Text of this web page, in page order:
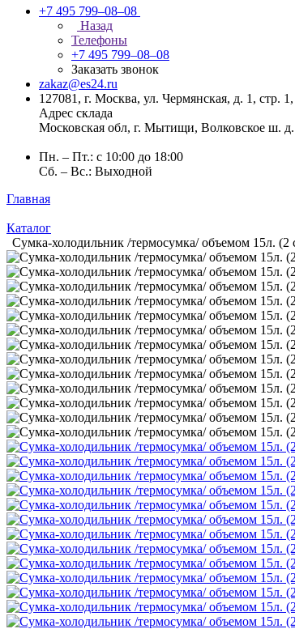
+7 495 799–08–08
Назад
Телефоны
+7 495 799–08–08
Заказать звонок
zakaz@es24.ru
127081, г. Москва, ул. Чермянская, д. 1, стр.
Адрес склада
Московская обл, г. Мытищи, Волковское ш. д.
Пн. – Пт.: с 10:00 до 18:00
Сб. – Вс.: Выходной
Главная
Каталог
Сумка-холодильник /термосумка/ объемом 15л.